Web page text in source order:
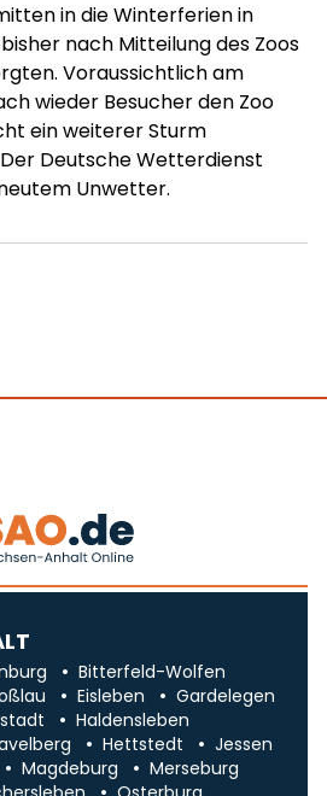
in die Winterferien in
nach Mitteilung des Zoos
Voraussichtlich am
wieder Besucher den Zoo
ein weiterer Sturm
Deutsche Wetterdienst
Unwetter.
Bitterfeld-Wolfen
Eisleben
Gardelegen
Haldensleben
Hettstedt
Jessen
Magdeburg
Merseburg